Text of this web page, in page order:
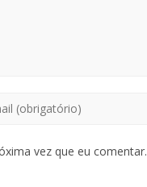
vez que eu comentar.